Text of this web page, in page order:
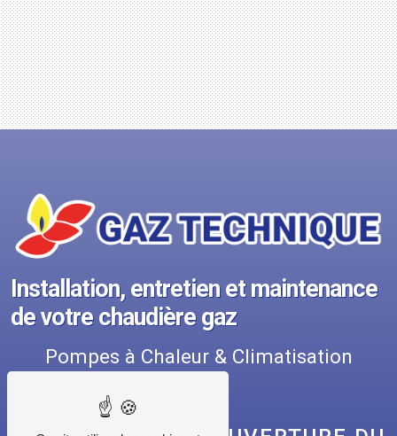
Installation, entretien et maintenance
de votre chaudière gaz
Pompes à Chaleur & Climatisation